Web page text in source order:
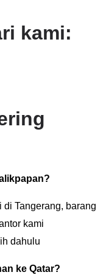
kami:
Tangerang, barang
kami
dahulu
ke Qatar?